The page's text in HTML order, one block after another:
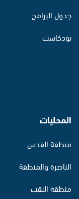
جدول البرامج
بودكاست
المحليات
منطقة القدس
الناصرة والمنطقة
منطقة النقب